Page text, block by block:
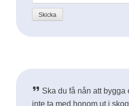
Ska du få nån att bygga
inte ta med honom ut i